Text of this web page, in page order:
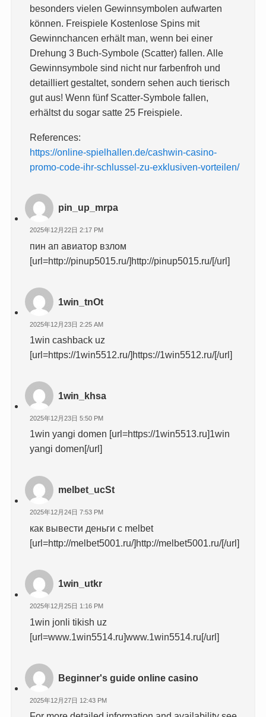
besonders vielen Gewinnsymbolen aufwarten
können. Freispiele Kostenlose Spins mit
Gewinnchancen erhält man, wenn bei einer
Drehung 3 Buch-Symbole (Scatter) fallen. Alle
Gewinnsymbole sind nicht nur farbenfroh und
detailliert gestaltet, sondern sehen auch tierisch
gut aus! Wenn fünf Scatter-Symbole fallen,
erhältst du sogar satte 25 Freispiele.
References:
https://online-spielhallen.de/cashwin-casino-
promo-code-ihr-schlussel-zu-exklusiven-vorteilen/
pin_up_mrpa
2025年12月22日 2:17 PM
пин ап авиатор взлом
[url=http://pinup5015.ru/]http://pinup5015.ru/[/url]
1win_tnOt
2025年12月23日 2:25 AM
1win cashback uz
[url=https://1win5512.ru/]https://1win5512.ru/[/url]
1win_khsa
2025年12月23日 5:50 PM
1win yangi domen [url=https://1win5513.ru]1win
yangi domen[/url]
melbet_ucSt
2025年12月24日 7:53 PM
как вывести деньги с melbet
[url=http://melbet5001.ru/]http://melbet5001.ru/[/url]
1win_utkr
2025年12月25日 1:16 PM
1win jonli tikish uz
[url=www.1win5514.ru]www.1win5514.ru[/url]
Beginner's guide online casino
2025年12月27日 12:43 PM